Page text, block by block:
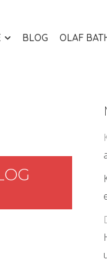
BLOG OLAF